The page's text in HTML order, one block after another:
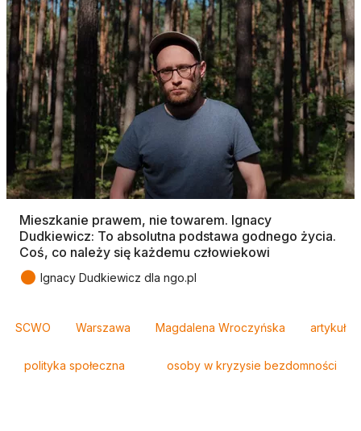
Mieszkanie prawem, nie towarem. Ignacy
Dudkiewicz: To absolutna podstawa godnego życia.
Coś, co należy się każdemu człowiekowi
● Ignacy Dudkiewicz dla ngo.pl
SCWO Warszawa Magdalena Wroczyńska artykuł
polityka społeczna osoby w kryzysie bezdomności